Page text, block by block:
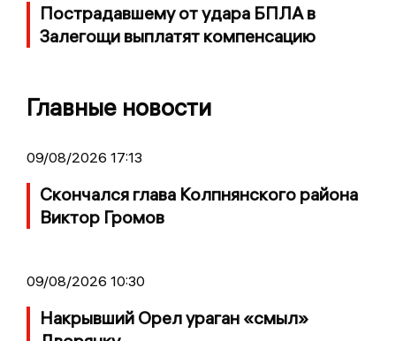
Пострадавшему от удара БПЛА в
Залегощи выплатят компенсацию
Главные новости
09/08/2026 17:13
Скончался глава Колпнянского района
Виктор Громов
09/08/2026 10:30
Накрывший Орел ураган «смыл»